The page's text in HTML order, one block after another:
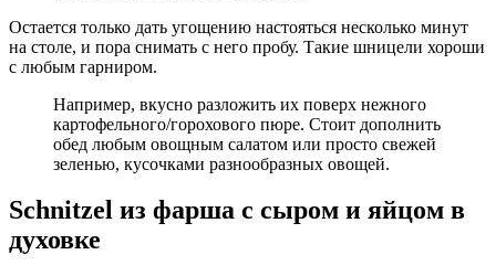
Остается только дать угощению настояться несколько минут
на столе, и пора снимать с него пробу. Такие шницели хороши
с любым гарниром.
Например, вкусно разложить их поверх нежного
картофельного/горохового пюре. Стоит дополнить
обед любым овощным салатом или просто свежей
зеленью, кусочками разнообразных овощей.
Schnitzel из фарша с сыром и яйцом в
духовке